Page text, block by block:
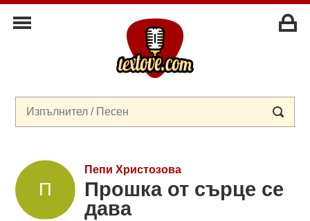
Пепи Христозова
Прошка от сърце се
дава